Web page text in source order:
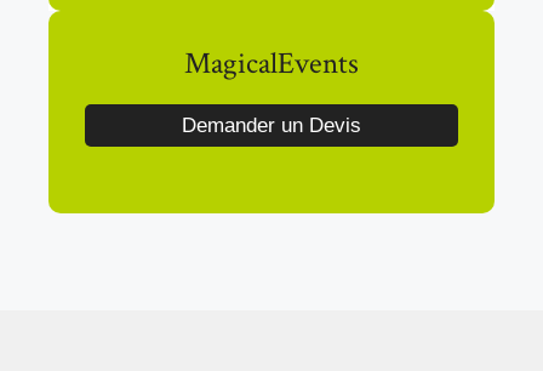
MagicalEvents
Demander un Devis